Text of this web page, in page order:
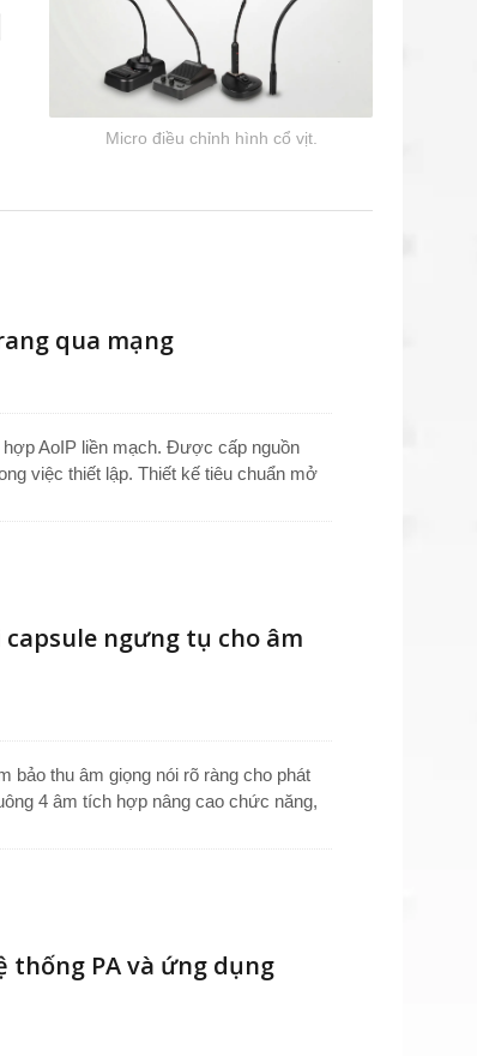
Tai nghe giao tiếp
Micro điều chỉnh hình cổ vịt.
qua mạng
AoIP liền mạch. Được cấp nguồn
việc thiết lập. Thiết kế tiêu chuẩn mở
Khử tiếng vang âm học (AEC) và Giảm
ngưng tụ cho âm
bảo thu âm giọng nói rõ ràng cho phát
4 âm tích hợp nâng cao chức năng,
đầu ra âm thanh 6.3mm với jack DC để
thống PA và ứng dụng